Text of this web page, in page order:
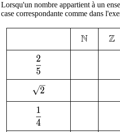
Lorsqu'un nombre appartient à un
case correspondante comme dans
N Z
\dfrac{2}{5}
5
2
\sqrt{2}
2
\dfrac{1}{4}
4
1